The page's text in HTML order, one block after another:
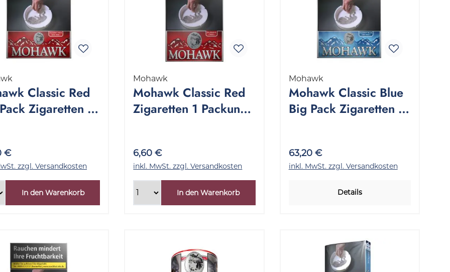
Classic Red
Zigaretten 1
€
zzgl. Versandkosten
In den Warenkorb
Mohawk
Mohawk Classic Red
Zigaretten 1 Packung
6,60 €
inkl. MwSt. zzgl. Versandkosten
In den Warenkorb
Mohawk
Mohawk Classic Blue
Big Pack Zigaretten 1
63,20 €
inkl. MwSt. zzgl. Versandkosten
Details